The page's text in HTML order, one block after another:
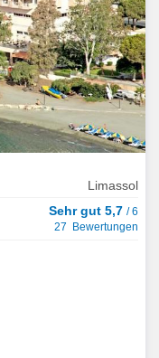
Limassol
Sehr gut 5,7 / 6
27 Bewertungen